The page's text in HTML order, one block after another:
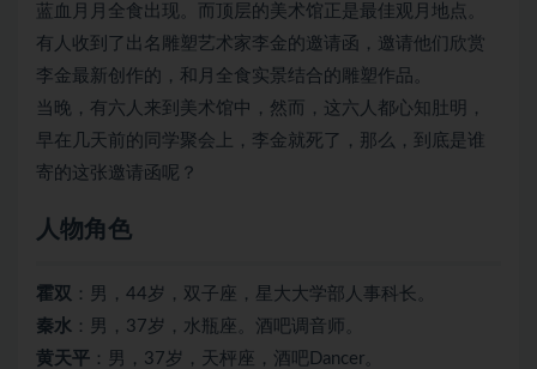
蓝血月月全食出现。而顶层的美术馆正是最佳观月地点。
有人收到了出名雕塑艺术家李金的邀请函，邀请他们欣赏
李金最新创作的，和月全食实景结合的雕塑作品。
当晚，有六人来到美术馆中，然而，这六人都心知肚明，
早在几天前的同学聚会上，李金就死了，那么，到底是谁
寄的这张邀请函呢？
人物角色
霍双 ：男，44岁，双子座，星大大学部人事科长。
秦水 ：男，37岁，水瓶座。酒吧调音师。
黄天平 ：男，37岁，天枰座，酒吧Dancer。